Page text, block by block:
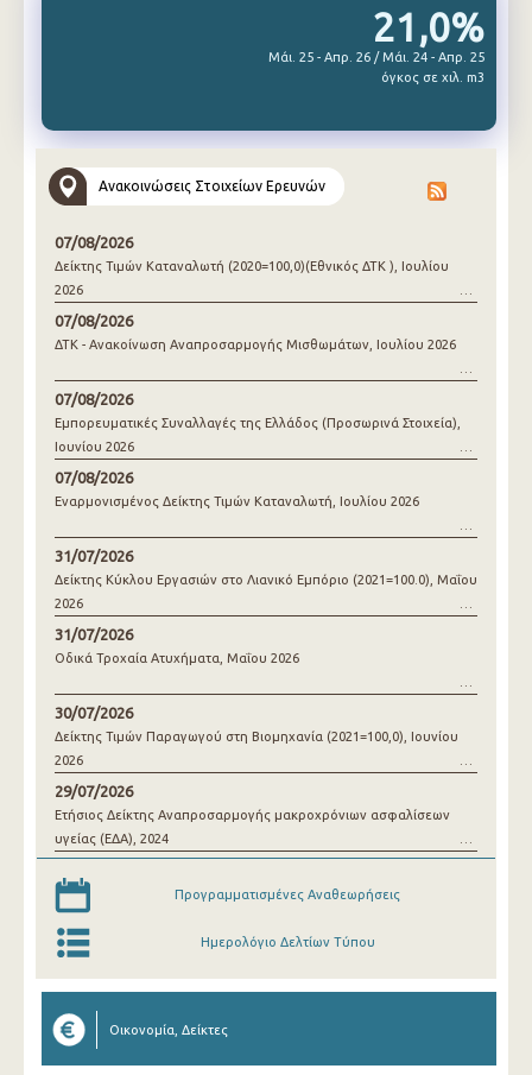
21,0%
Μάι. 25 - Απρ. 26 / Μάι. 24 - Απρ. 25
όγκος σε χιλ. m3
Ανακοινώσεις Στοιχείων Ερευνών
07/08/2026
Δείκτης Τιμών Καταναλωτή (2020=100,0)(Εθνικός ΔΤΚ ), Ιουλίου
2026
07/08/2026
ΔΤΚ - Ανακοίνωση Αναπροσαρμογής Μισθωμάτων, Ιουλίου 2026
07/08/2026
Εμπορευματικές Συναλλαγές της Ελλάδος (Προσωρινά Στοιχεία),
Ιουνίου 2026
07/08/2026
Εναρμονισμένος Δείκτης Τιμών Καταναλωτή, Ιουλίου 2026
31/07/2026
Δείκτης Κύκλου Εργασιών στο Λιανικό Εμπόριο (2021=100.0), Μαΐου
2026
31/07/2026
Οδικά Τροχαία Ατυχήματα, Μαΐου 2026
30/07/2026
Δείκτης Τιμών Παραγωγού στη Βιομηχανία (2021=100,0), Ιουνίου
2026
29/07/2026
Ετήσιος Δείκτης Αναπροσαρμογής μακροχρόνιων ασφαλίσεων
υγείας (ΕΔΑ), 2024
Προγραμματισμένες Αναθεωρήσεις
Ημερολόγιο Δελτίων Τύπου
Οικονομία, Δείκτες